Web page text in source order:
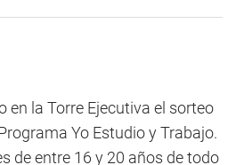
en la Torre Ejecutiva el sorteo
Yo Estudio y Trabajo.
de entre 16 y 20 años de todo